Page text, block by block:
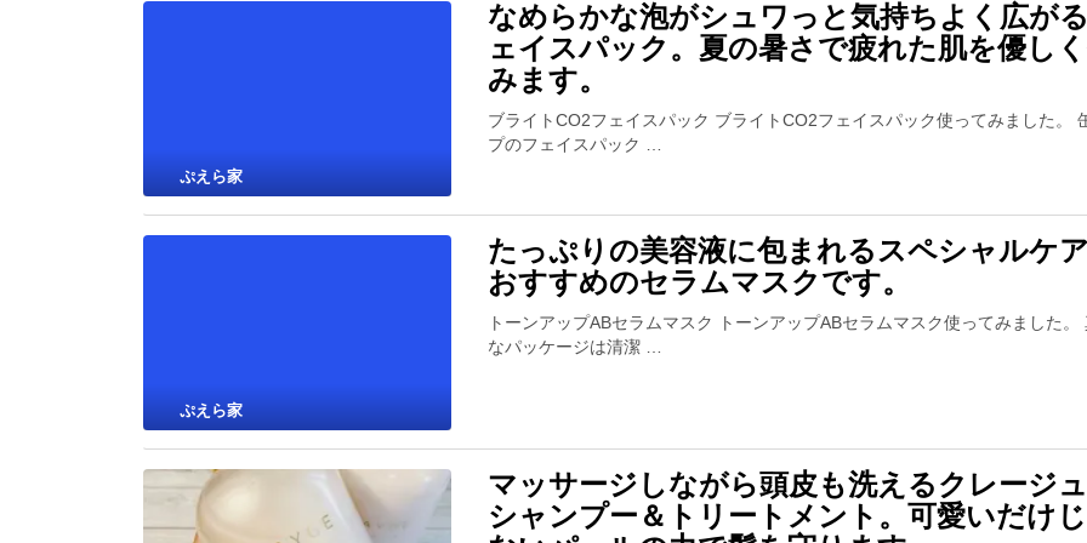
ぷえら家
なめらかな泡がシュワっと気持ちよく広が
ェイスパック。夏の暑さで疲れた肌を優し
みます。
ブライトCO2フェイスパック ブライトCO2フェイスパック使ってみました。
プのフェイスパック …
ぷえら家
たっぷりの美容液に包まれるスペシャルケ
おすすめのセラムマスクです。
トーンアップABセラムマスク トーンアップABセラムマスク使ってみました。
なパッケージは清潔 …
マッサージしながら頭皮も洗えるクレージ
シャンプー＆トリートメント。可愛いだけ